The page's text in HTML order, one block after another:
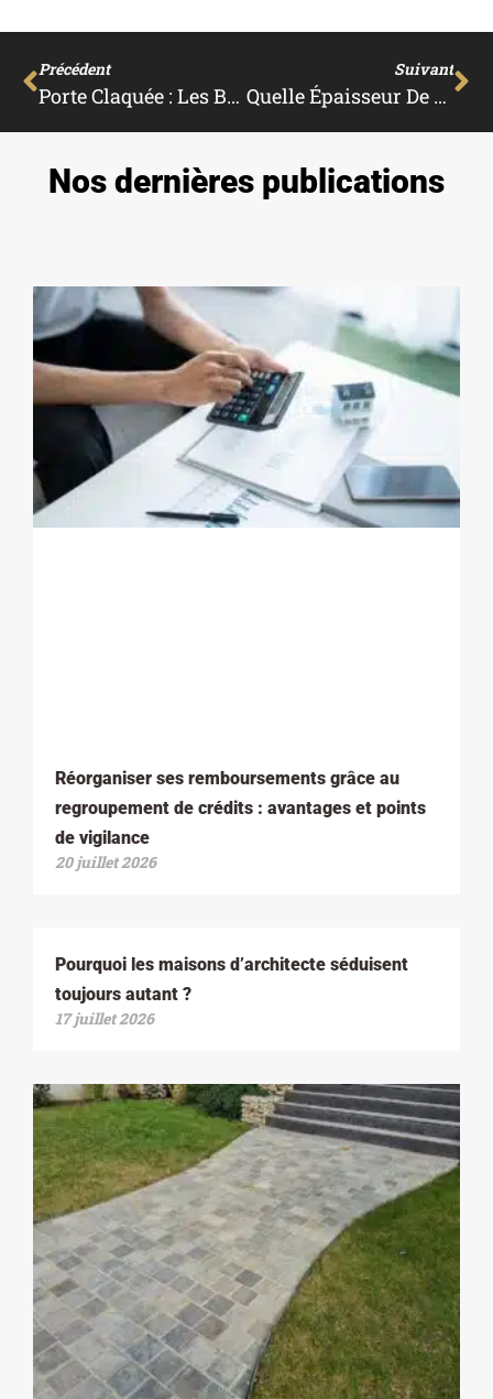
Précédent
Porte Claquée : Les Bonnes Raisons De Faire Appel À Un Serrurier
Suivant
Quelle Épaisseur De Liège Pour Isolation Phonique ?
Nos dernières publications
Réorganiser ses remboursements grâce au
regroupement de crédits : avantages et points
de vigilance
20 juillet 2026
Pourquoi les maisons d’architecte séduisent
toujours autant ?
17 juillet 2026